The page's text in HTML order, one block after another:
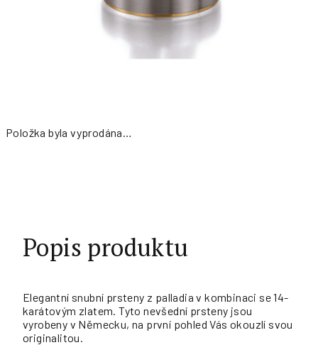
Položka byla vyprodána…
Popis produktu
Elegantní snubní prsteny z palladia v kombinaci se 14-
karátovým zlatem. Tyto nevšední prsteny jsou
vyrobeny v Německu, na první pohled Vás okouzlí svou
originalitou.